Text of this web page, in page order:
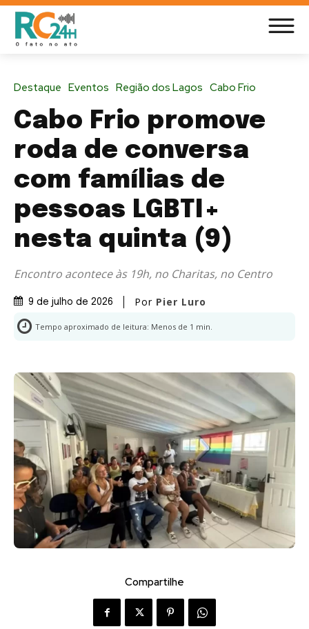
Destaque Eventos Região dos Lagos Cabo Frio
Cabo Frio promove
roda de conversa
com famílias de
pessoas LGBTI+
nesta quinta (9)
Encontro acontece às 19h, no Charitas, no Centro
9 de julho de 2026 Por Pier Luro
Tempo aproximado de leitura: Menos de 1 min.
Compartilhe